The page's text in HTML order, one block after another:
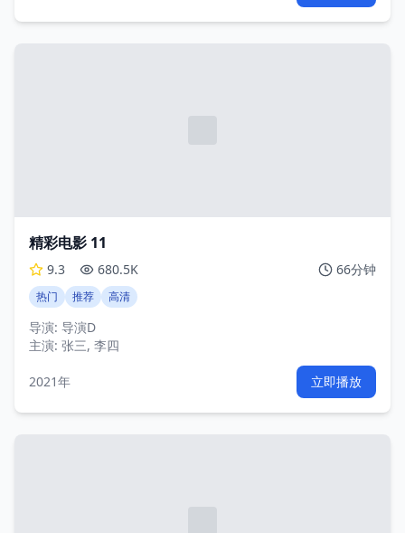
精彩电影 11
9.3 680.5K 66分钟
热门 推荐 高清
导演: 导演D
主演: 张三, 李四
2021年 立即播放